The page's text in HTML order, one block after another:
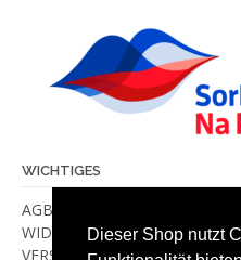
WICHTIGES
AGB
WIDERRUF
VERSANDKOSTEN & -
Dieser Shop nutzt